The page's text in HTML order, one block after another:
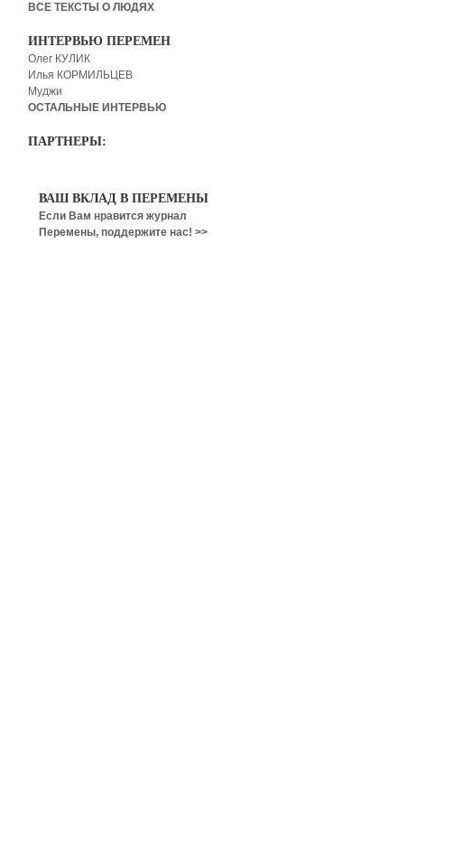
ВСЕ ТЕКСТЫ О ЛЮДЯХ
ИНТЕРВЬЮ ПЕРЕМЕН
Олег КУЛИК
Илья КОРМИЛЬЦЕВ
Муджи
ОСТАЛЬНЫЕ ИНТЕРВЬЮ
ПАРТНЕРЫ:
ВАШ ВКЛАД В ПЕРЕМЕНЫ
Если Вам нравится журнал
Перемены, поддержите нас! >>